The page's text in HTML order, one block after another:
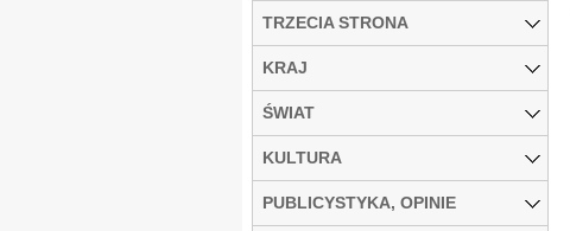
TRZECIA STRONA
KRAJ
ŚWIAT
KULTURA
PUBLICYSTYKA, OPINIE